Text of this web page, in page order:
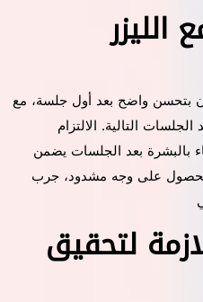
بتحسن واضح بعد أول جلسة، مع
التالية. الالتزام
بالبشرة بعد الجلسات يضمن
على وجه مشدود، جرب
لتحقيق